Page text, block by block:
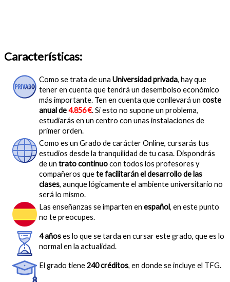
Características:
Como se trata de una Universidad privada, hay que
tener en cuenta que tendrá un desembolso económico
más importante. Ten en cuenta que conllevará un coste
anual de4.856 €. Si esto no supone un problema,
estudiarás en un centro con unas instalaciones de
primer orden.
Como es un Grado de carácter Online, cursarás tus
estudios desde la tranquilidad de tu casa. Dispondrás
de un trato continuocon todos los profesores y
compañeros quete facilitarán el desarrollo de las
clases, aunque lógicamente el ambiente universitario no
será lo mismo.
Las enseñanzas se imparten en español, en este punto
no te preocupes.
4 añoses lo que se tarda en cursar este grado, que es lo
normal en la actualidad.
El grado tiene240 créditos, en donde se incluye el TFG.